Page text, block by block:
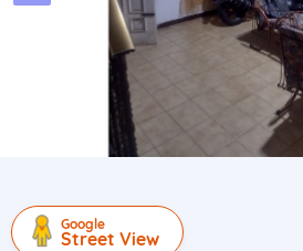
Google
Street View